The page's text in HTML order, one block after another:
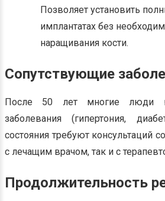
Позволяет установить
имплантатах без
наращивания кости.
Сопутствующие
После 50 лет многие люди
заболевания (гипертония,
состояния требуют консультаций
с лечащим врачом, так и с
Продолжительность